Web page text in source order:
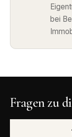
bei
Fragen zu